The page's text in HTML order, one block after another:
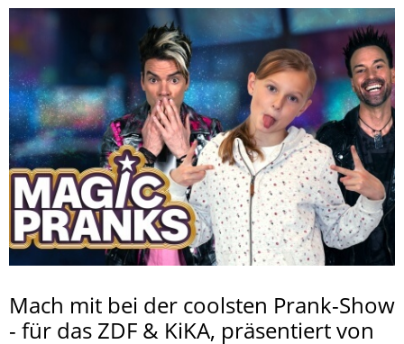
Mach mit bei der coolsten Prank-Show
- für das ZDF & KiKA, präsentiert von